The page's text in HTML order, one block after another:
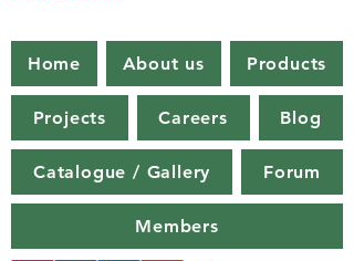
Home About us Products
Projects Careers Blog
Catalogue / Gallery Forum
Members